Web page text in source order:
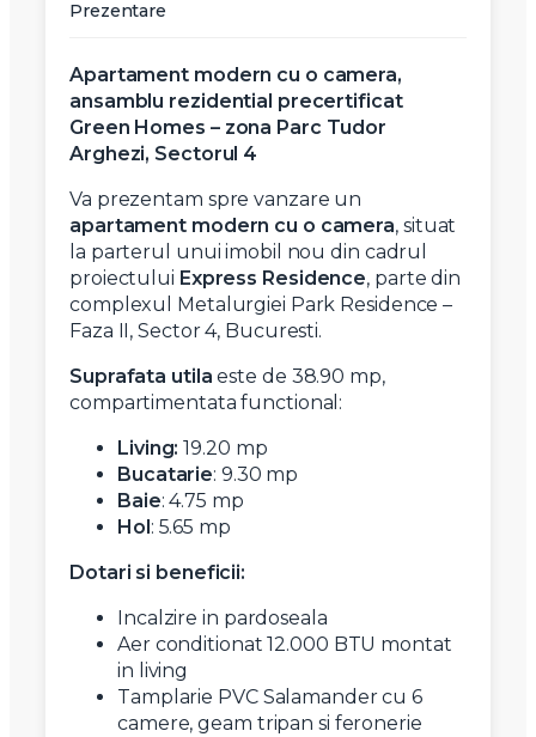
Prezentare
Apartament modern cu o camera,
ansamblu rezidential precertificat
Green Homes – zona Parc Tudor
Arghezi, Sectorul 4
Va prezentam spre vanzare un
apartament modern cu o camera, situat
la parterul unui imobil nou din cadrul
proiectului Express Residence, parte din
complexul Metalurgiei Park Residence –
Faza II, Sector 4, Bucuresti.
Suprafata utila este de 38.90 mp,
compartimentata functional:
Living: 19.20 mp
Bucatarie: 9.30 mp
Baie: 4.75 mp
Hol : 5.65 mp
Dotari si beneficii:
Incalzire in pardoseala
Aer conditionat 12.000 BTU montat
in living
Tamplarie PVC Salamander cu 6
camere, geam tripan si feronerie